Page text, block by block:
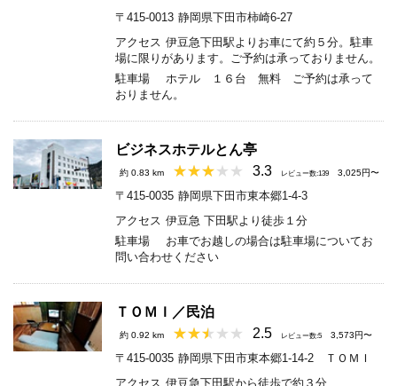
〒415-0013 静岡県下田市柿崎6-27
アクセス 伊豆急下田駅よりお車にて約５分。駐車
場に限りがあります。ご予約は承っておりません。
駐車場
ホテル １６台 無料 ご予約は承って
おりません。
ビジネスホテルとん亭
約 0.83 km 3.3 レビュー数:139 3,025円〜
〒415-0035 静岡県下田市東本郷1-4-3
アクセス 伊豆急 下田駅より徒歩１分
駐車場
お車でお越しの場合は駐車場についてお
問い合わせください
ＴＯＭＩ／民泊
約 0.92 km 2.5 レビュー数:5 3,573円〜
〒415-0035 静岡県下田市東本郷1-14-2 ＴＯＭＩ
アクセス 伊豆急下田駅から徒歩で約３分